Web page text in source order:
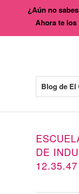
Blog de El
DE
12.35.47
¿Aún no
Ahora te los